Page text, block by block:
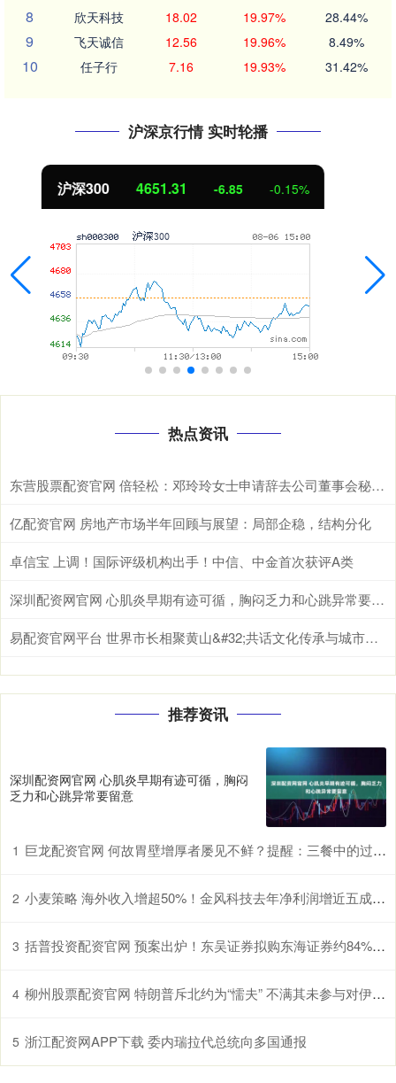
8 欣天科技 18.02 19.97% 28.44%
9 飞天诚信 12.56 19.96% 8.49%
10 任子行 7.16 19.93% 31.42%
沪深京行情 实时轮播
北证50 1122.88 3.42 0.30%
热点资讯
东营股票配资官网 倍轻松：邓玲玲女士申请辞去公司董事会秘书职务
亿配资官网 房地产市场半年回顾与展望：局部企稳，结构分化
卓信宝 上调！国际评级机构出手！中信、中金首次获评A类
深圳配资网官网 心肌炎早期有迹可循，胸闷乏力和心跳异常要留意
易配资官网平台 世界市长相聚黄山&#32;共话文化传承与城市发展
推荐资讯
深圳配资网官网 心肌炎早期有迹可循，胸闷
乏力和心跳异常要留意
1 巨龙配资官网 何故胃壁增厚者屡见不鲜？提醒：三餐中的过快进食习惯许是诱因
2 小麦策略 海外收入增超50%！金风科技去年净利润增近五成至27亿元
3 括普投资配资官网 预案出炉！东吴证券拟购东海证券约84%股权，整合面临同业竞争、历史风险等挑战
4 柳州股票配资官网 特朗普斥北约为“懦夫” 不满其未参与对伊朗作战
5 浙江配资网APP下载 委内瑞拉代总统向多国通报